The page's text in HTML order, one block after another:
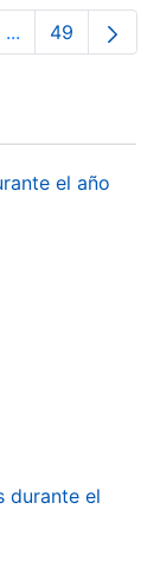
...PáginasPágina
49
el año
durante el